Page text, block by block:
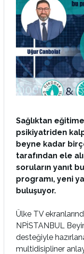
Sağlıktan
psikiyatriden
beyne kadar
tarafından ele
soruların yanıt
programı, yeni
buluşuyor.
Ülke TV
NPİSTANBUL
desteğiyle
multidisipliner